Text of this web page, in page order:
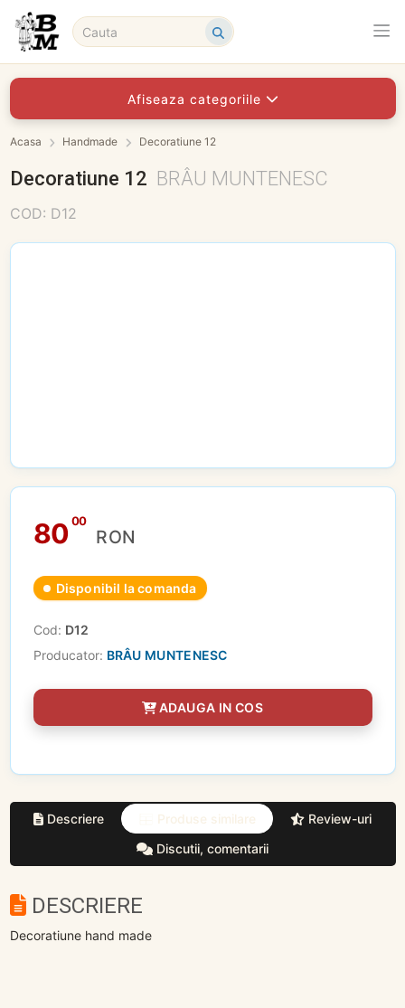
Afiseaza categoriile
Acasa Handmade Decoratiune 12
Decoratiune 12 BRÂU MUNTENESC
COD: D12
8000
RON
Disponibil la comanda
Cod: D12
Producator: BRÂU MUNTENESC
ADAUGA IN COS
Descriere Produse similare
Review-uri
Discutii, comentarii
DESCRIERE
Decoratiune hand made